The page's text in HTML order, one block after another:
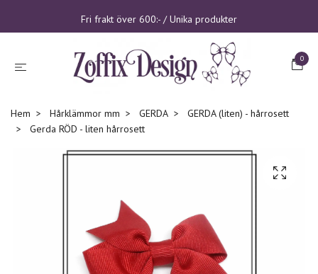
Fri frakt över 600:- / Unika produkter
0
Hem Hårklämmor mm GERDA
GERDA (liten) - hårrosett
Gerda RÖD - liten hårrosett